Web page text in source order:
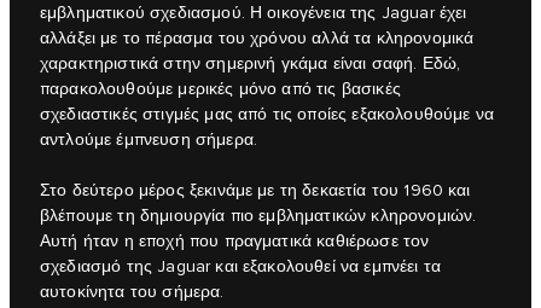
εμβληματικού σχεδιασμού. Η οικογένεια της Jaguar έχει
αλλάξει με το πέρασμα του χρόνου αλλά τα κληρονομικά
χαρακτηριστικά στην σημερινή γκάμα είναι σαφή. Εδώ,
παρακολουθούμε μερικές μόνο από τις βασικές
σχεδιαστικές στιγμές μας από τις οποίες εξακολουθούμε να
αντλούμε έμπνευση σήμερα.
Στο δεύτερο μέρος ξεκινάμε με τη δεκαετία του 1960 και
βλέπουμε τη δημιουργία πιο εμβληματικών κληρονομιών.
Αυτή ήταν η εποχή που πραγματικά καθιέρωσε τον
σχεδιασμό της Jaguar και εξακολουθεί να εμπνέει τα
αυτοκίνητα του σήμερα.